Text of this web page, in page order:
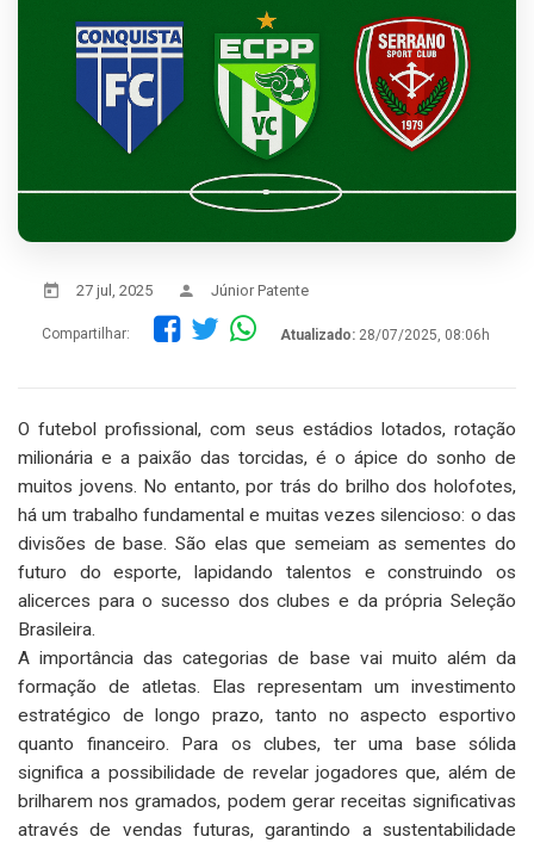
27 jul, 2025 Júnior Patente
Compartilhar: Atualizado: 28/07/2025, 08:06h
O futebol profissional, com seus estádios lotados, rotação
milionária e a paixão das torcidas, é o ápice do sonho de
muitos jovens. No entanto, por trás do brilho dos holofotes,
há um trabalho fundamental e muitas vezes silencioso: o das
divisões de base. São elas que semeiam as sementes do
futuro do esporte, lapidando talentos e construindo os
alicerces para o sucesso dos clubes e da própria Seleção
Brasileira.
A importância das categorias de base vai muito além da
formação de atletas. Elas representam um investimento
estratégico de longo prazo, tanto no aspecto esportivo
quanto financeiro. Para os clubes, ter uma base sólida
significa a possibilidade de revelar jogadores que, além de
brilharem nos gramados, podem gerar receitas significativas
através de vendas futuras, garantindo a sustentabilidade